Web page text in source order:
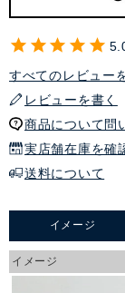
すべてのレビュー
レビューを書く
商品について問
実店舗在庫を確
送料について
イメージ
イメージ